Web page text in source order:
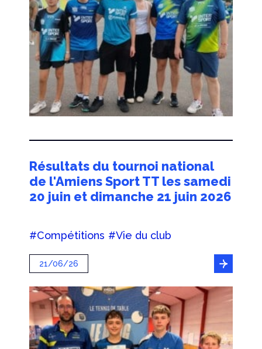
Résultats du tournoi national
de l'Amiens Sport TT les samedi
20 juin et dimanche 21 juin 2026
#Compétitions #Vie du club
21/06/26